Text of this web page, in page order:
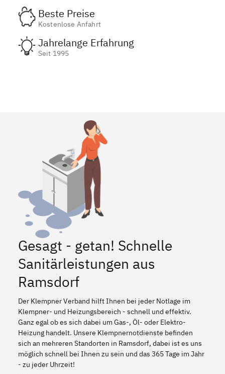
Beste Preise
Kostenlose Anfahrt
Jahrelange Erfahrung
Seit 1995
Gesagt - getan! Schnelle
Sanitärleistungen aus
Ramsdorf
Der Klempner Verband hilft Ihnen bei jeder Notlage im
Klempner- und Heizungsbereich - schnell und effektiv.
Ganz egal ob es sich dabei um Gas-, Öl- oder Elektro-
Heizung handelt. Unsere Klempnernotdienste befinden
sich an mehreren Standorten in Ramsdorf, dabei ist es uns
möglich schnell bei Ihnen zu sein und das 365 Tage im Jahr
- zu jeder Uhrzeit!